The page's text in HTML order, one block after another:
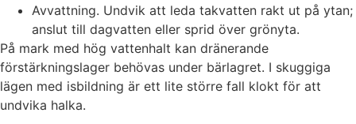
Avvattning. Undvik att leda takvatten rakt ut på ytan;
anslut till dagvatten eller sprid över grönyta.
På mark med hög vattenhalt kan dränerande
förstärkningslager behövas under bärlagret. I skuggiga
lägen med isbildning är ett lite större fall klokt för att
undvika halka.